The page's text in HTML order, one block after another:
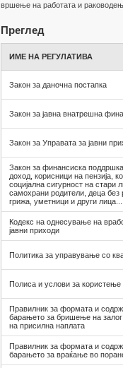
вршење на работата и
Преглед
ИМЕ НА РЕГУЛАТИВА
Закон за даночна постапка
Закон за јавна внатрешна
Закон за Управата за јавни
Закон за финансиска
доход, корисници на пензија,
социјална сигурност на стари
самохрани родители, деца без
грижа, уметници и други лица...
Кодекс на однесување на
јавни приходи
Политика за управување со
Полиса и услови за користење
Правилник за формата и
барањето за бришење на
на присилна наплата
Правилник за формата и
барањето за враќање во